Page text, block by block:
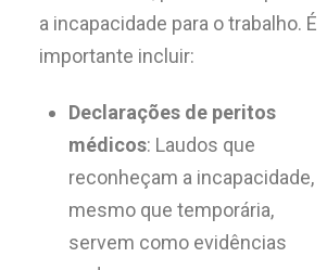
a incapacidade para o trabalho. É
importante incluir:
Declarações de peritos
médicos: Laudos que
reconheçam a incapacidade,
mesmo que temporária,
servem como evidências